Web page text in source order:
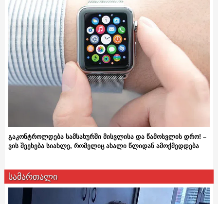
გაკონტროლდება სამსახურში მისვლისა და წამოსვლის დრო! –
ვის შეეხება სიახლე, რომელიც ახალი წლიდან ამოქმედდება
სამართალი